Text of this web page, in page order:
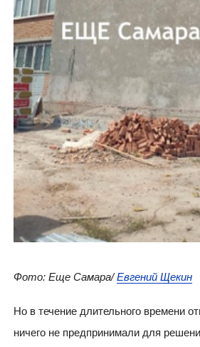
Фото: Еще Самара/Евгений Щекин
Но в течение длительного времени
ничего не предпринимали для